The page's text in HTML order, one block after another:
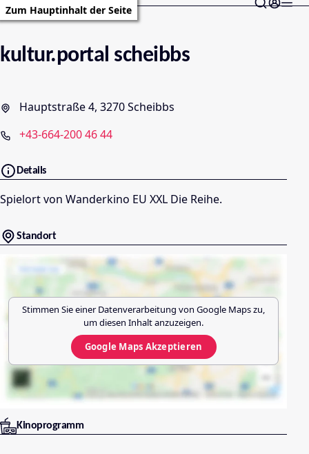
Zum Hauptinhalt der Seite
kultur.portal scheibbs
Hauptstraße 4, 3270 Scheibbs
+43-664-200 46 44
Details
Spielort von Wanderkino EU XXL Die Reihe.
Standort
Stimmen Sie einer Datenverarbeitung von Google Mapszu,
um diesen Inhalt anzuzeigen.
Google Maps Akzeptieren
Kinoprogramm